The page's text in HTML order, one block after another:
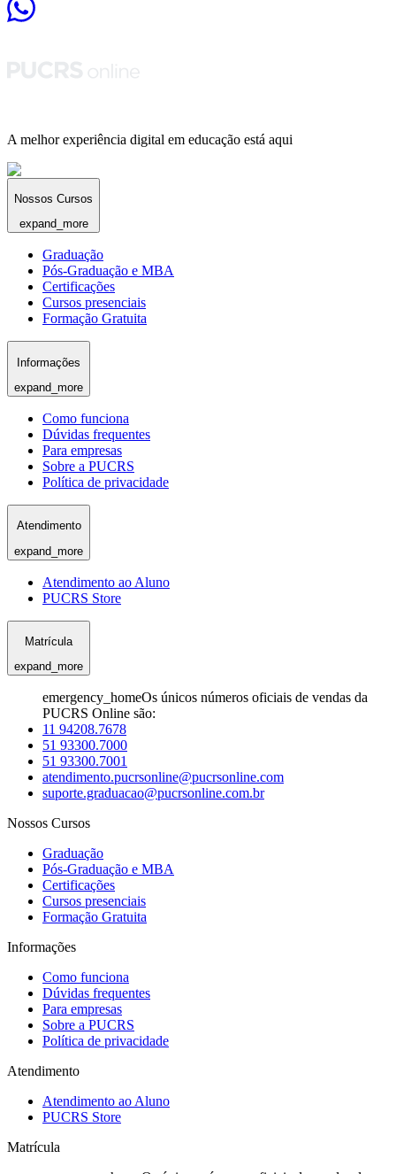
A melhor experiência digital em educação está aqui
Nossos Cursos
expand_more
Graduação
Pós-Graduação e MBA
Certificações
Cursos presenciais
Formação Gratuita
Informações
expand_more
Como funciona
Dúvidas frequentes
Para empresas
Sobre a PUCRS
Política de privacidade
Atendimento
expand_more
Atendimento ao Aluno
PUCRS Store
Matrícula
expand_more
emergency_homeOs únicos números oficiais de vendas da
PUCRS Online são:
11 94208.7678
51 93300.7000
51 93300.7001
atendimento.pucrsonline@pucrsonline.com
suporte.graduacao@pucrsonline.com.br
Nossos Cursos
Graduação
Pós-Graduação e MBA
Certificações
Cursos presenciais
Formação Gratuita
Informações
Como funciona
Dúvidas frequentes
Para empresas
Sobre a PUCRS
Política de privacidade
Atendimento
Atendimento ao Aluno
PUCRS Store
Matrícula